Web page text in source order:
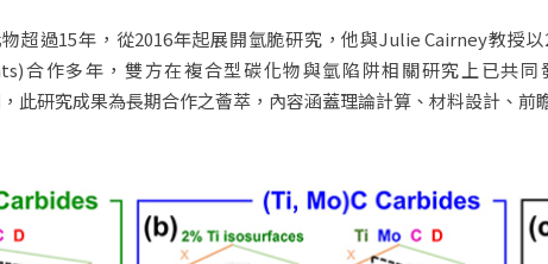
超過15年，從2016年起展開氫脆研究，他與Julie Cairney教授
合作多年，雙方在複合型碳化物與氫陷阱相關研究上已共
研究成果為長期合作之薈萃，內容涵蓋理論計算、材料設計、前